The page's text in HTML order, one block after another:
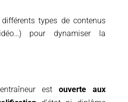
différents types de contenus
pour dynamiser la
estouverte aux